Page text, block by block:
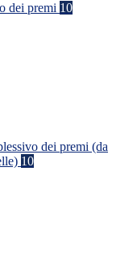
dei premi 10
dei premi (da
10